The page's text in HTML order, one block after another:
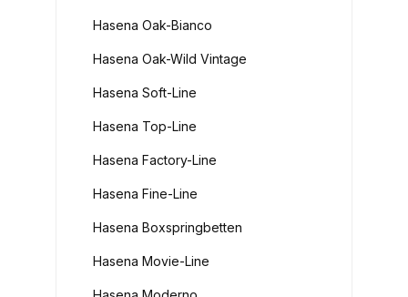
Hasena Oak-Bianco
Hasena Oak-Wild Vintage
Hasena Soft-Line
Hasena Top-Line
Hasena Factory-Line
Hasena Fine-Line
Hasena Boxspringbetten
Hasena Movie-Line